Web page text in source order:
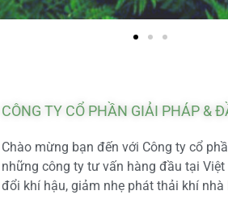
CÔNG TY CỔ PHẦN GIẢI PHÁP &
Chào mừng bạn đến với Công ty cổ
những công ty tư vấn hàng đầu tại
đổi khí hậu, giảm nhẹ phát thải khí